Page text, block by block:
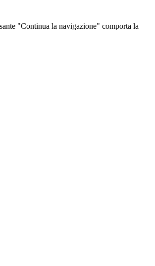
"Continua la navigazione" comporta la